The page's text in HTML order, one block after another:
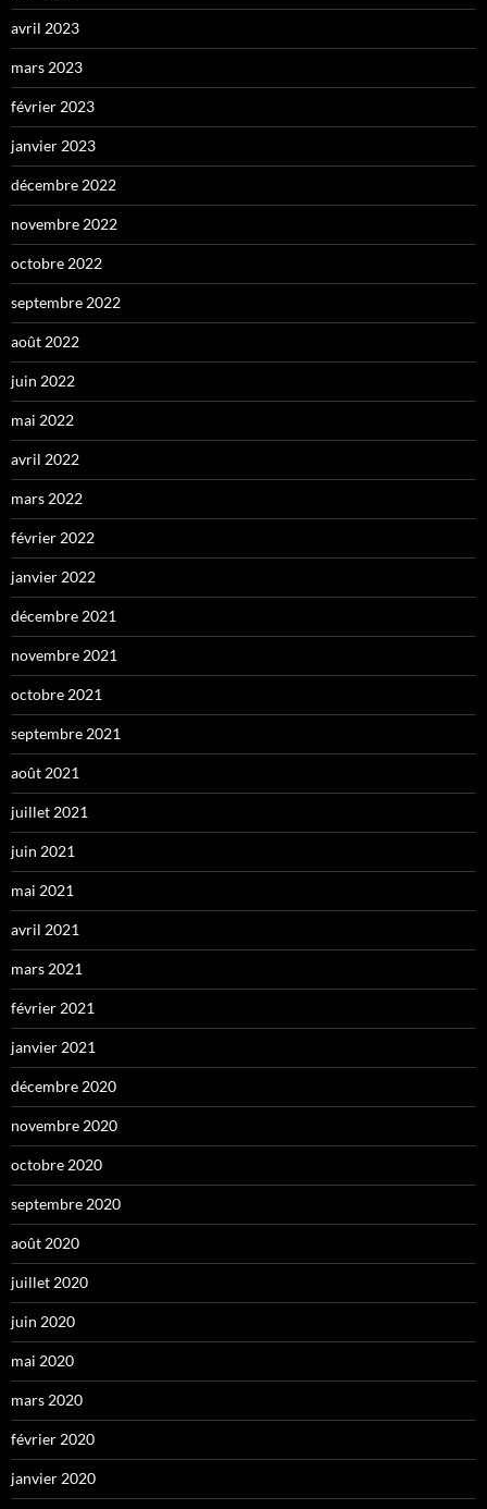
avril 2023
mars 2023
février 2023
janvier 2023
décembre 2022
novembre 2022
octobre 2022
septembre 2022
août 2022
juin 2022
mai 2022
avril 2022
mars 2022
février 2022
janvier 2022
décembre 2021
novembre 2021
octobre 2021
septembre 2021
août 2021
juillet 2021
juin 2021
mai 2021
avril 2021
mars 2021
février 2021
janvier 2021
décembre 2020
novembre 2020
octobre 2020
septembre 2020
août 2020
juillet 2020
juin 2020
mai 2020
mars 2020
février 2020
janvier 2020